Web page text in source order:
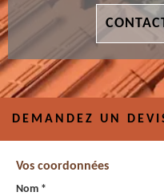
DEMANDEZ UN
Vos coordonnées
Nom *